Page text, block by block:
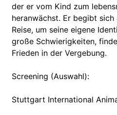
der er vom Kind zum
heranwächst. Er begibt
Reise, um seine eigene
große Schwierigkeiten,
Frieden in der Vergebung.
Screening (Auswahl):
Stuttgart International